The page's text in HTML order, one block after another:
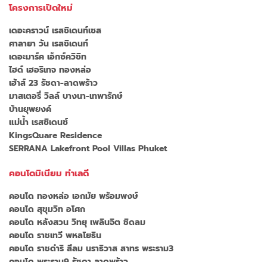
โครงการเปิดใหม่
เดอะคราวน์ เรสซิเดนท์เซส
ศาลายา วัน เรสซิเดนท์
เดอะมาร์ค เอ็กซ์ควิซิท
ไฮด์ เฮอริเทจ ทองหล่อ
เฮ้าส์ 23 รัชดา-ลาดพร้าว
มาสเตอรี่ วิลล์ บางนา-เทพารักษ์
บ้านยุพยงค์
แม่น้ำ เรสซิเดนซ์
KingsQuare Residence
SERRANA Lakefront Pool Villas Phuket
คอนโดมิเนียม ทำเลดี
คอนโด ทองหล่อ เอกมัย พร้อมพงษ์
คอนโด สุขุมวิท อโศก
คอนโด หลังสวน วิทยุ เพลินจิต ชิดลม
คอนโด ราชเทวี พหลโยธิน
คอนโด ราชดำริ สีลม นราธิวาส สาทร พระราม3